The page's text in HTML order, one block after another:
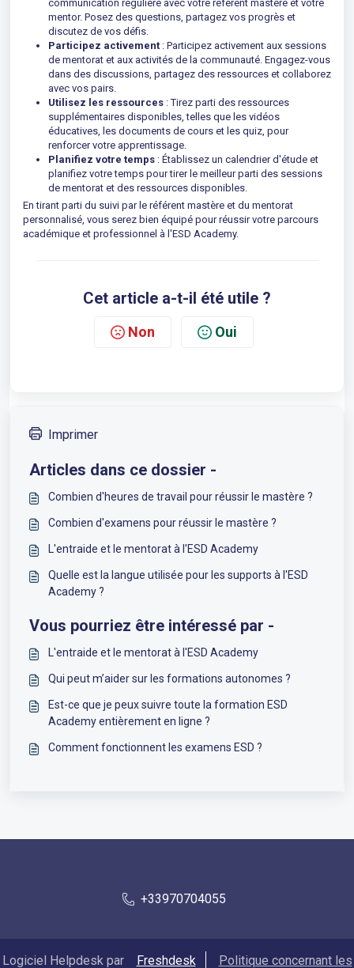
communication régulière avec votre référent mastère et votre
mentor. Posez des questions, partagez vos progrès et
discutez de vos défis.
Participez activement : Participez activement aux sessions
de mentorat et aux activités de la communauté. Engagez-vous
dans des discussions, partagez des ressources et collaborez
avec vos pairs.
Utilisez les ressources : Tirez parti des ressources
supplémentaires disponibles, telles que les vidéos
éducatives, les documents de cours et les quiz, pour
renforcer votre apprentissage.
Planifiez votre temps : Établissez un calendrier d'étude et
planifiez votre temps pour tirer le meilleur parti des sessions
de mentorat et des ressources disponibles.
En tirant parti du suivi par le référent mastère et du mentorat
personnalisé, vous serez bien équipé pour réussir votre parcours
académique et professionnel à l'ESD Academy.
Cet article a-t-il été utile ?
Non Oui
Imprimer
Articles dans ce dossier -
Combien d'heures de travail pour réussir le mastère ?
Combien d'examens pour réussir le mastère ?
L'entraide et le mentorat à l'ESD Academy
Quelle est la langue utilisée pour les supports à l'ESD
Academy ?
Vous pourriez être intéressé par -
L'entraide et le mentorat à l'ESD Academy
Qui peut m’aider sur les formations autonomes ?
Est-ce que je peux suivre toute la formation ESD
Academy entièrement en ligne ?
Comment fonctionnent les examens ESD ?
+33970704055
Logiciel Helpdesk par Freshdesk Politique concernant les